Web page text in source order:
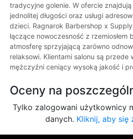
tradycyjne golenie. W ofercie
jednolitej długości oraz usługi
dzieci. Ragnarok Barbershop x
łączące nowoczesność z rzemiosłem
atmosferę sprzyjającą zarówno
relaksowi. Klientami salonu są przede
mężczyźni ceniący wysoką jakość i
Oceny na
Tylko zalogowani użytkownicy
danych. Kliknij, aby się